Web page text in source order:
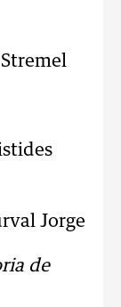
Jorge
de